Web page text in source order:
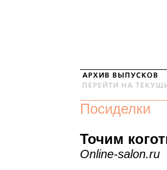
Посиделки
Точим
Online-salon.ru